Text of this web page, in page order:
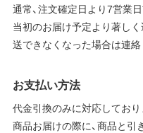
通常、注文確定日より7営業
当初のお届け予定より著し
送できなくなった場合は連絡
お支払い方法
代金引換のみに対応してお
商品お届けの際に、商品と